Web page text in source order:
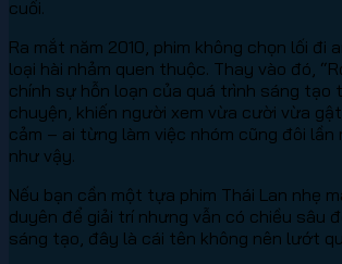
cuối.
Ra mắt năm 2010, phim không chọn lối đi
loại hài nhảm quen thuộc. Thay vào đó,
chính sự hỗn loạn của quá trình sáng tạo
chuyện, khiến người xem vừa cười vừa
cảm – ai từng làm việc nhóm cũng đôi lần
như vậy.
Nếu bạn cần một tựa phim Thái Lan nhẹ
duyên để giải trí nhưng vẫn có chiều sâu
sáng tạo, đây là cái tên không nên lướt